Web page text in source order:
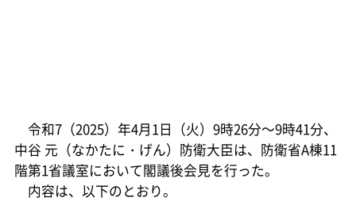
令和7（2025）年4月1日（火）9時26分～9時41分、
中谷 元（なかたに・げん）防衛大臣は、防衛省A棟11
階第1省議室において閣議後会見を行った。
内容は、以下のとおり。